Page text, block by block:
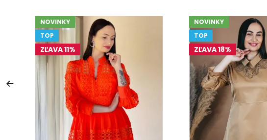
NOVINKY
TOP
ZĽAVA 11%
NOVINKY
TOP
ZĽAVA 18%